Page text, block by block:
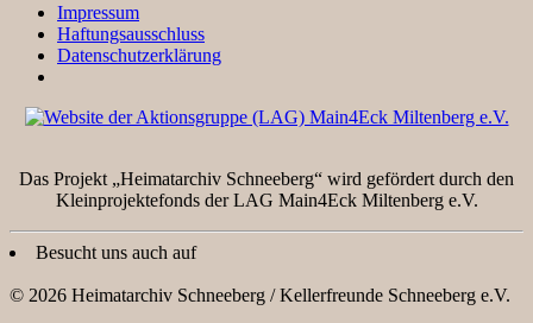
Impressum
Haftungsausschluss
Datenschutzerklärung
Das Projekt „Heimatarchiv Schneeberg“ wird gefördert durch den
Kleinprojektefonds der LAG Main4Eck Miltenberg e.V.
Besucht uns auch auf
© 2026 Heimatarchiv Schneeberg / Kellerfreunde Schneeberg e.V.